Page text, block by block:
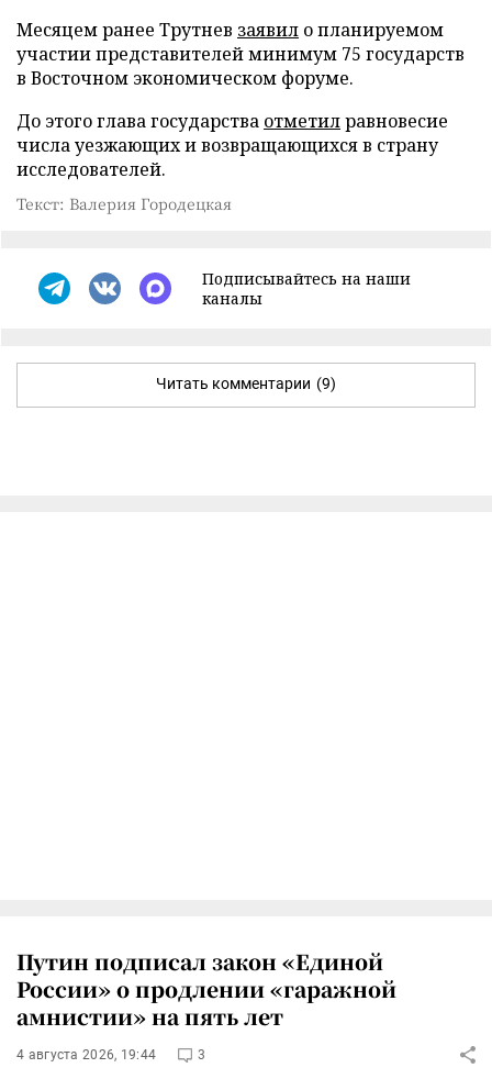
Месяцем ранее Трутнев заявил о планируемом
участии представителей минимум 75 государств
в Восточном экономическом форуме.
До этого глава государства отметилравновесие
числа уезжающих и возвращающихся в страну
исследователей.
Текст: Валерия Городецкая
Подписывайтесь на наши
каналы
Читать комментарии (9)
Путин подписал закон «Единой
России» о продлении «гаражной
амнистии» на пять лет
4 августа 2026, 19:44 3